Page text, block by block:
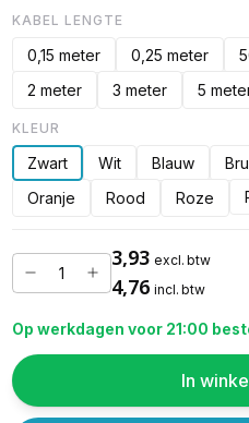
KABEL LENGTE
0,15 meter 0,25 meter
2 meter
3 meter 5
KLEUR
Zwart Wit Blauw
Oranje
Rood Roze
3,93 excl. btw
4,76 incl. btw
Op werkdagen voor 21:00
In